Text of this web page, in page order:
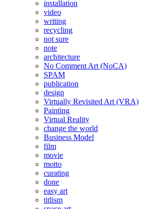
installation
video
writing
recycling
not sure
note
architecture
No Comment Art (NoCA)
SPAM
publication
design
Virtually Revisited Art (VRA)
Painting
Virtual Reality
change the world
Business Model
film
movie
motto
curating
done
easy art
titlism